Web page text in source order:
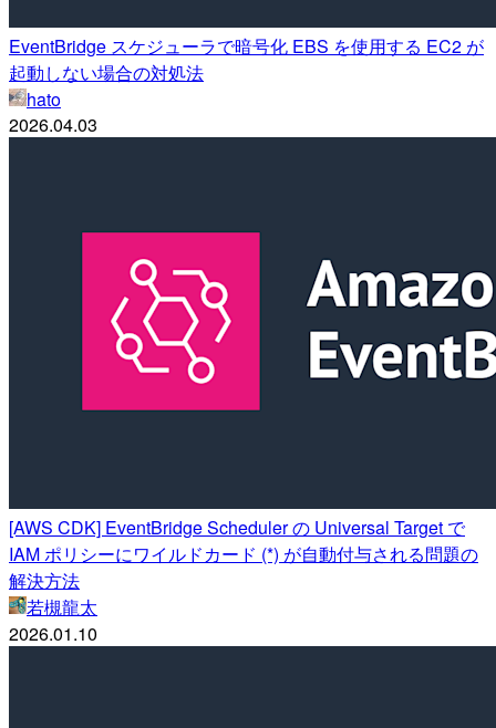
EventBridge スケジューラで暗号化 EBS を使用する EC2 が
起動しない場合の対処法
hato
2026.04.03
[AWS CDK] EventBridge Scheduler の Universal Target で
IAM ポリシーにワイルドカード (*) が自動付与される問題の
解決方法
若槻龍太
2026.01.10